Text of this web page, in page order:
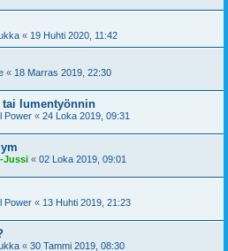
« 19 Huhti 2020, 11:42
« 18 Marras 2019, 22:30
tai lumentyönnin
Power « 24 Loka 2019, 09:31
Jussi « 02 Loka 2019, 09:01
Power « 13 Huhti 2019, 21:23
« 30 Tammi 2019, 08:30